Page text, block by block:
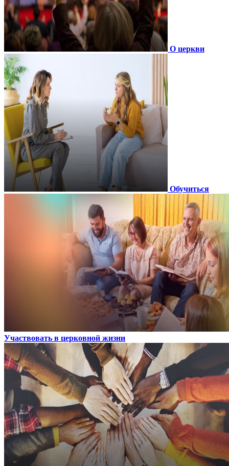
О церкви
Обучиться
Участвовать в церковной жизни